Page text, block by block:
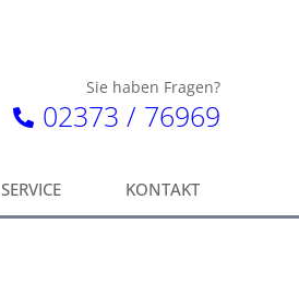
Sie haben Fragen?
02373 / 76969
SERVICE KONTAKT